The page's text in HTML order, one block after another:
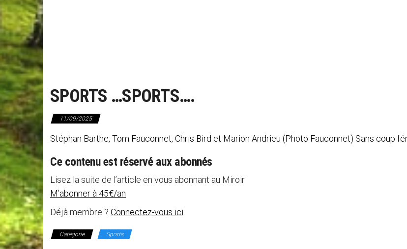
SPORTS …SPORTS….
11/09/2025
Stéphan Barthe, Tom Fauconnet, Chris Bird et Marion Andrieu (Photo Fauconnet) Sans coup
Ce contenu est réservé aux abonnés
Lisez la suite de l’article en vous abonnant au Miroir
M’abonner à 45€/an
Déjà membre ? Connectez-vous ici
Catégorie Sports